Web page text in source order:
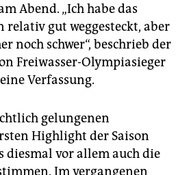
Abend. „Ich habe das
relativ gut weggesteckt, aber
noch schwer“, beschrieb der
Freiwasser-Olympiasieger
Verfassung.
gelungenen
Highlight der Saison
diesmal vor allem auch die
Im vergangenen